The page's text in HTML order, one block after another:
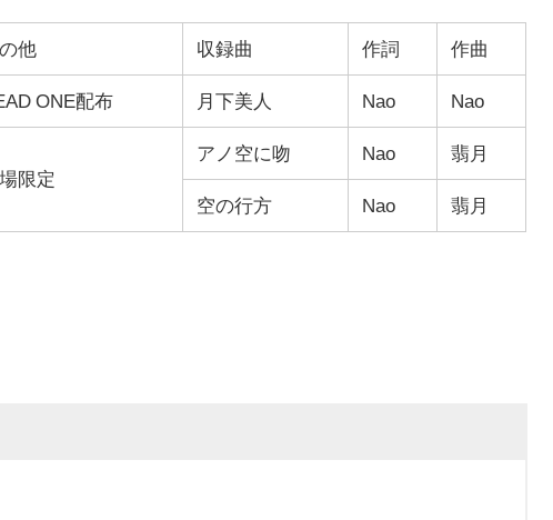
他 収録曲 作詞 作曲
ONE配布 月下美人 Nao Nao
限定
アノ空に吻 Nao 翡月
空の行方 Nao 翡月